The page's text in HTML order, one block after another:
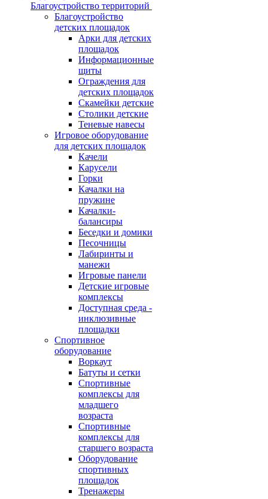
Благоустройство территорий
Благоустройство
детских площадок
Арки для детских
площадок
Информационные
щиты
Ограждения для
детских площадок
Скамейки детские
Столики детские
Теневые навесы
Игровое оборудование
для детских площадок
Качели
Карусели
Горки
Качалки на
пружине
Качалки-
балансиры
Беседки и домики
Песочницы
Лабиринты и
манежи
Игровые панели
Детские игровые
комплексы
Доступная среда -
инклюзивные
площадки
Спортивное
оборудование
Воркаут
Батуты и сетки
Спортивные
комплексы для
младшего
возраста
Спортивные
комплексы для
старшего возраста
Оборудование
спортивных
площадок
Тренажеры